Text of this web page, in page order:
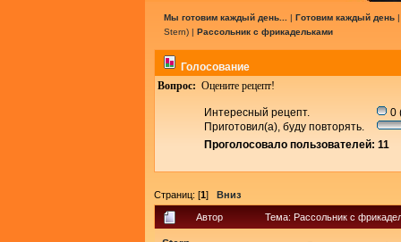
Мы готовим каждый день... | Готовим каждый день
Stern) | Рассольник с фрикадельками
Голосование
Вопрос: Оцените рецепт!
Интересный рецепт.
0
Приготовил(а), буду повторять.
Проголосовало пользователей: 11
Страниц: [1] Вниз
Автор Тема: Рассольник с